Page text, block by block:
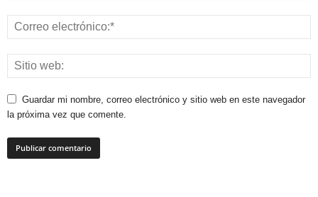
Guardar mi nombre, correo electrónico y sitio web en este navegador
la próxima vez que comente.